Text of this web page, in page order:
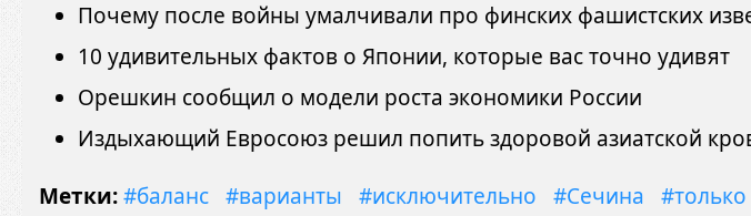
Почему после войны умалчивали про финских фашистских
10 удивительных фактов о Японии, которые вас точно удивят
Орешкин сообщил о модели роста экономики России
Издыхающий Евросоюз решил попить здоровой азиатской
Метки:#баланс #варианты #исключительно #Сечина #только